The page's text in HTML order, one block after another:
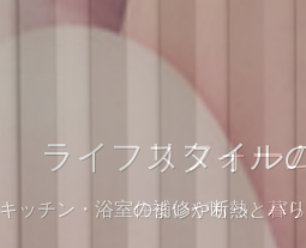
リフォーム・
お見積りや工事期間に関する疑問
リフォー
住まいがもっと暮
ライフスタイル
キッチン・浴室の補修や断熱、バ